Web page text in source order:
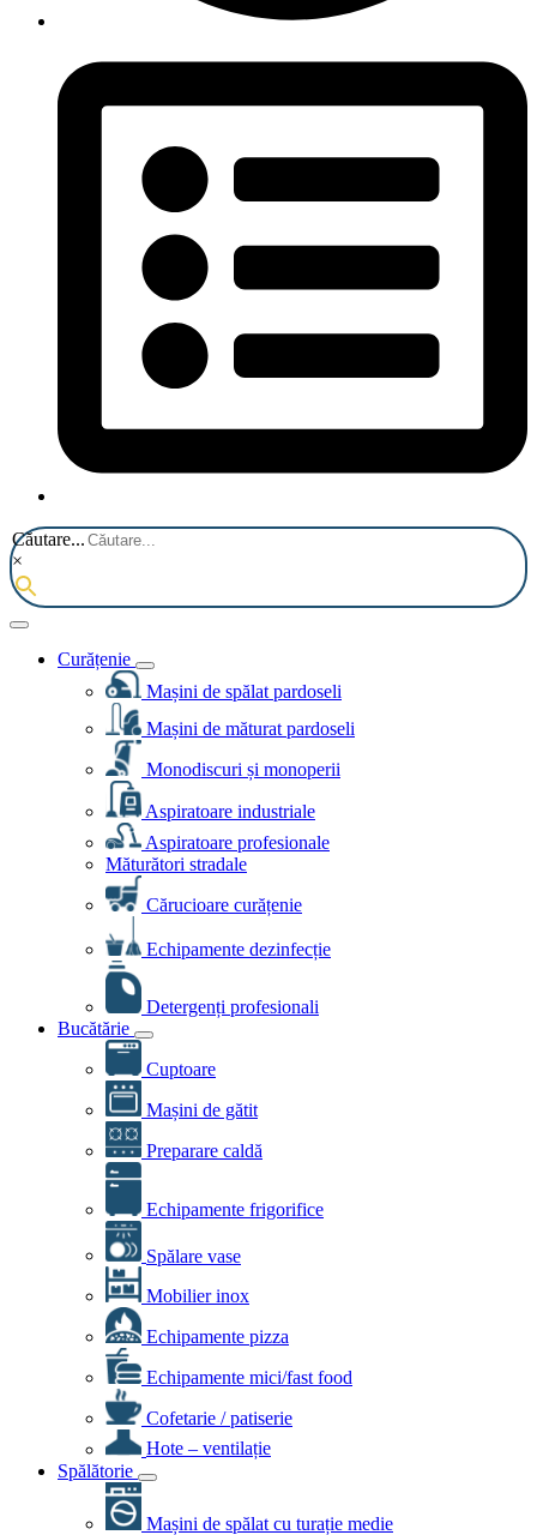
Căutare...
×
Curățenie
Mașini de spălat pardoseli
Mașini de măturat pardoseli
Monodiscuri și monoperii
Aspiratoare industriale
Aspiratoare profesionale
Măturători stradale
Cărucioare curățenie
Echipamente dezinfecție
Detergenți profesionali
Bucătărie
Cuptoare
Mașini de gătit
Preparare caldă
Echipamente frigorifice
Spălare vase
Mobilier inox
Echipamente pizza
Echipamente mici/fast food
Cofetarie / patiserie
Hote – ventilație
Spălătorie
Mașini de spălat cu turație medie